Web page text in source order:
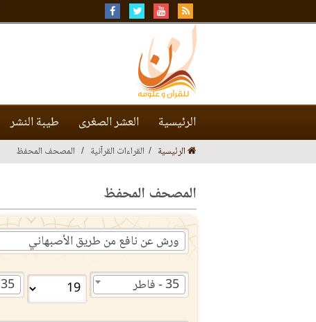
الرئيسية العشر الصغرى طيبة النشر
الرئيسية القراءات القرآنية المصحف المحفظ
المصحف المحفظ
ورش عن نافع من طريق الأصبهاني
35 - فاطر 35 - فاطر